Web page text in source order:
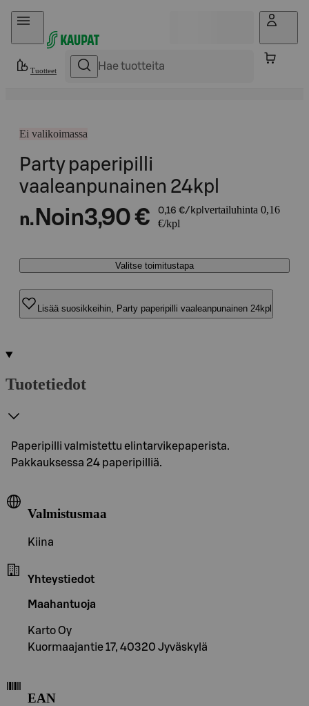
Hyppää sisältöön
Tuotteet
Ei valikoimassa
Party paperipilli
vaaleanpunainen 24kpl
n. Noin3,90 € 0,16 €/kpl vertailuhinta 0,16
€/kpl
Valitse toimitustapa
Lisää suosikkeihin, Party paperipilli vaaleanpunainen 24kpl
Tuotetiedot
Paperipilli valmistettu elintarvikepaperista.
Pakkauksessa 24 paperipilliä.
Valmistusmaa
Kiina
Yhteystiedot
Maahantuoja
Karto Oy
Kuormaajantie 17, 40320 Jyväskylä
EAN